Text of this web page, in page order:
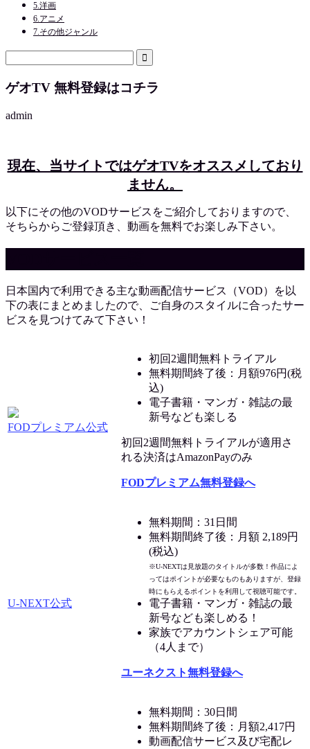
5.洋画
6.アニメ
7.その他ジャンル
ゲオTV 無料登録はコチラ
admin
現在、当サイトではゲオTVをオススメしており
ません。
以下にその他のVODサービスをご紹介しておりますので、
そちらからご登録頂き、動画を無料でお楽しみ下さい。
日本国内で利用できる主な動画配信サービス（VOD）を以
下の表にまとめましたので、ご自身のスタイルに合ったサー
ビスを見つけてみて下さい！
FODプレミアム公式
初回2週間無料トライアル
無料期間終了後：月額976円(税
込)
電子書籍・マンガ・雑誌の最
新号なども楽しる
初回2週間無料トライアルが適用さ
れる決済はAmazonPayのみ
FODプレミアム無料登録へ
U-NEXT公式
無料期間：31日間
無料期間終了後：月額 2,189円
(税込)
※U-NEXTは見放題のタイトルが多数！作品によ
ってはポイントが必要なものもありますが、登録
時にもらえるポイントを利用して視聴可能です。
電子書籍・マンガ・雑誌の最
新号なども楽しめる！
家族でアカウントシェア可能
（4人まで）
ユーネクスト無料登録へ
無料期間：30日間
無料期間終了後：月額2,417円
動画配信サービス及び宅配レ